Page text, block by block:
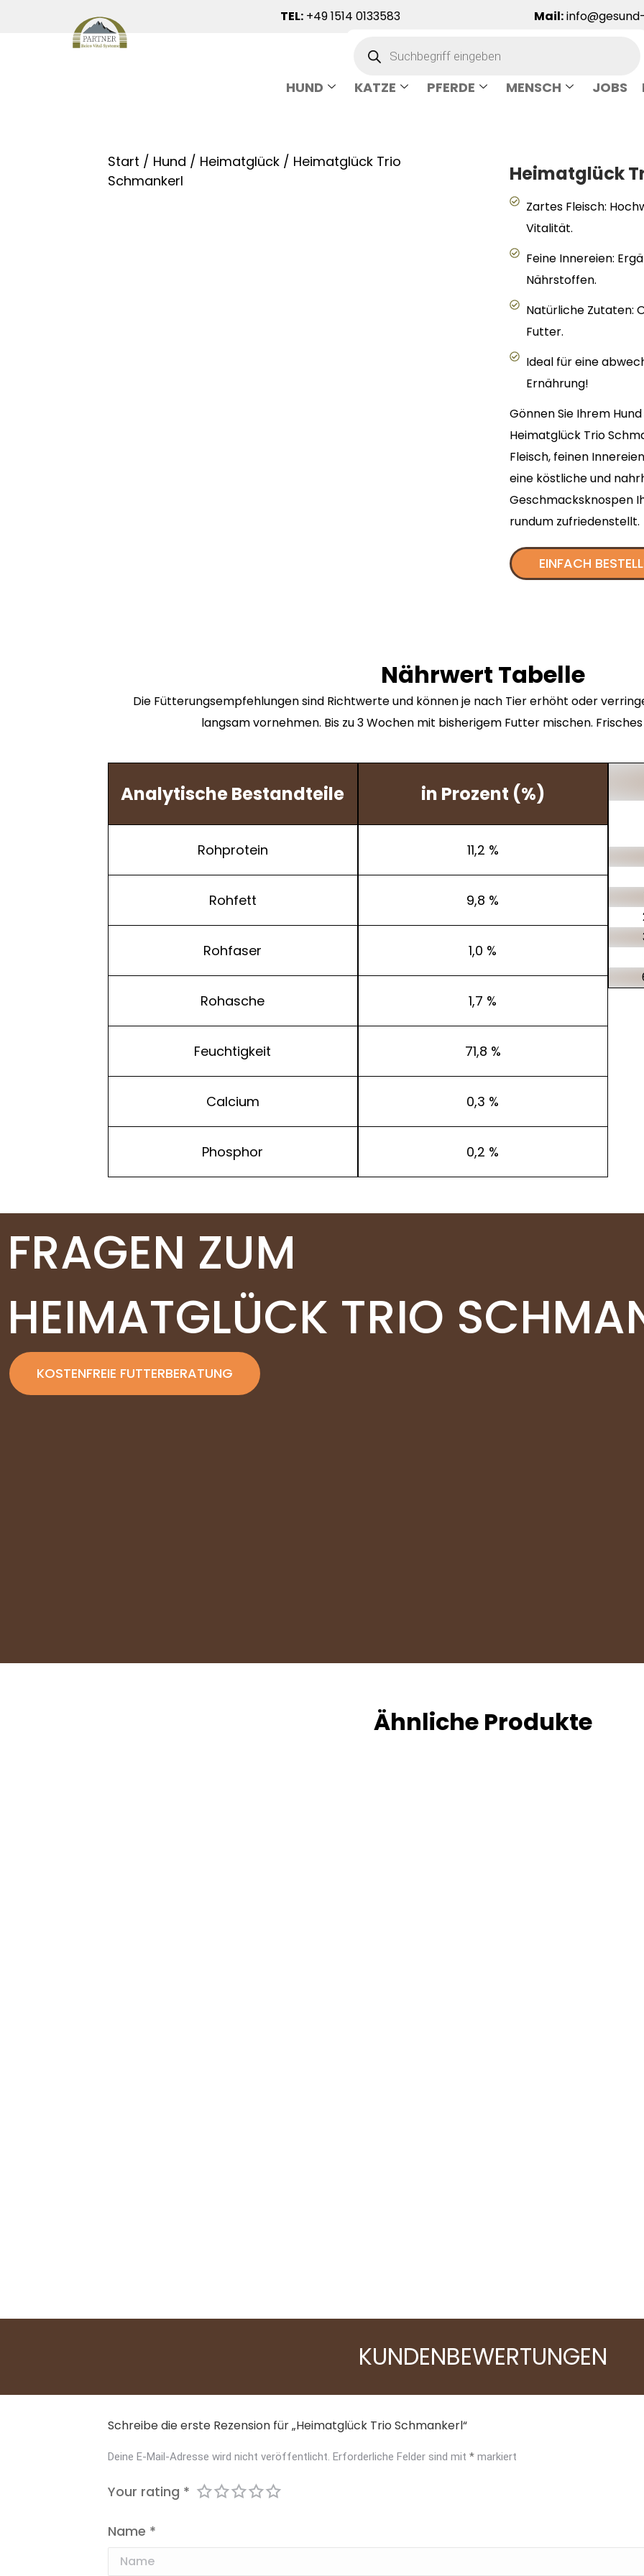
TEL: +49 1514 0133583 Mail:
HUND KATZE PFERDE MENSCH JOBS
Start / Hund / Heimatglück / Heimatglück Trio
Schmankerl
Heimatglück
Zartes Fleisch:
Vitalität.
Feine Innereien:
Nährstoffen.
Natürliche Zutaten:
Futter.
Ideal für eine
Ernährung!
Gönnen Sie Ihrem
Heimatglück Trio
Fleisch, feinen
eine köstliche und
Geschmacksknospen
rundum zufriedenstellt.
EINFACH
Nährwert Tabelle
Die Fütterungsempfehlungen sind Richtwerte und können je nach Tier erhöht oder
langsam vornehmen. Bis zu 3 Wochen mit bisherigem Futter mischen.
Analytische Bestandteile
Rohprotein
Rohfett
Rohfaser
Rohasche
Feuchtigkeit
Calcium
Phosphor
in Prozent (%)
11,2 %
9,8 %
1,0 %
1,7 %
71,8 %
0,3 %
0,2 %
FRAGEN ZUM
HEIMATGLÜCK TRIO
KOSTENFREIE FUTTERBERATUNG
Ähnliche Produkte
KUNDENBEWERTUNGEN
Schreibe die erste Rezension für „Heimatglück Trio Schmankerl“
Deine E-Mail-Adresse wird nicht veröffentlicht. Erforderliche Felder sind mit * markiert
Your rating *
Name *